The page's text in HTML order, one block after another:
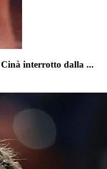
interrotto dalla ...